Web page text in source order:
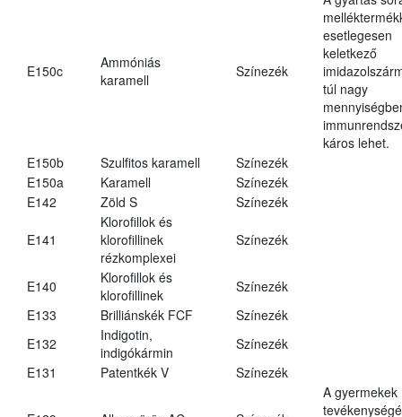
E150c
Ammóniás
karamell
Színezék
esetlegesen
keletkező
túl nagy
káros lehet.
E150b
Szulfitos karamell
Színezék
E150a
Karamell
Színezék
E142
Zöld S Színezék
E141
Klorofillok és
klorofillinek
rézkomplexei
Színezék
E140
Klorofillok és
klorofillinek
Színezék
E133
Brilliánskék FCF
Színezék
E132
Indigotin,
indigókármin
Színezék
E131
Patentkék V Színezék
A gyermekek